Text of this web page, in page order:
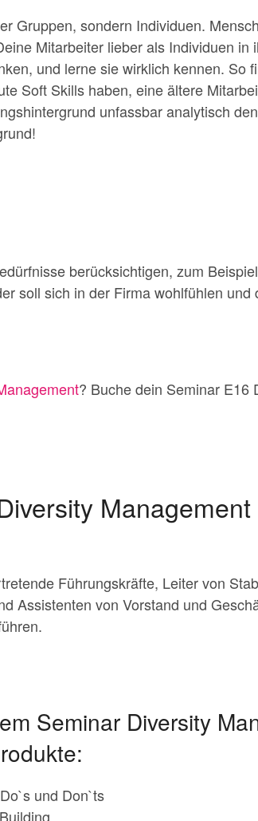
Gruppen, sondern Individuen.
Mitarbeiter lieber als Individuen in
und lerne sie wirklich kennen. So
Soft Skills haben, eine ältere
unfassbar analytisch
berücksichtigen, zum
soll sich in der Firma wohlfühlen und
? Buche dein Seminar E16
Management
Führungskräfte, Leiter von
Assistenten von Vorstand und
Seminar Diversity
und Don`ts